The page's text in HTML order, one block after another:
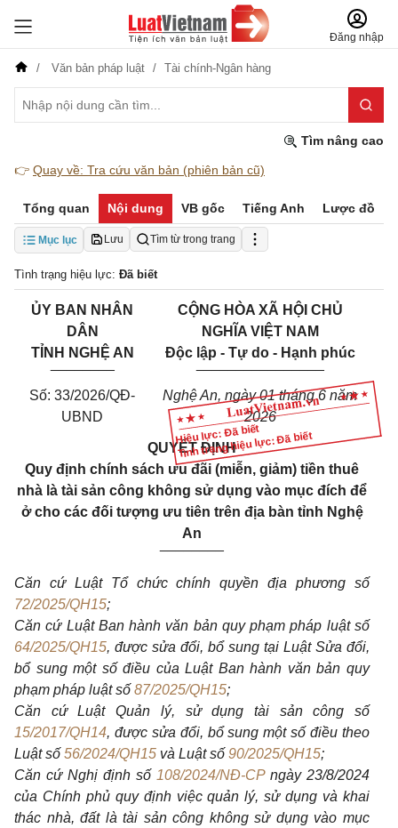
Đăng nhập
Văn bản pháp luật Tài chính-Ngân hàng
Tìm nâng cao
👉 Quay về: Tra cứu văn bản (phiên bản cũ)
Tổng quan Nội dung VB gốc Tiếng Anh Lược đồ
Mục lục Lưu Tìm từ trong trang
Tình trạng hiệu lực: Đã biết
Hiệu lực: Đã biết
Tình trạng hiệu lực: Đã biết
ỦY BAN NHÂN
DÂN
TỈNH NGHỆ AN
________
Số: 33/2026/QĐ-
UBND
CỘNG HÒA XÃ HỘI CHỦ
NGHĨA VIỆT NAM
Độc lập - Tự do - Hạnh phúc
________________
Nghệ An, ngày 01 tháng 6 năm
2026
QUYẾT ĐỊNH
Quy định chính sách ưu đãi (miễn, giảm) tiền thuê
nhà là tài sản công không sử dụng vào mục đích để
ở cho các đối tượng ưu tiên trên địa bàn tỉnh Nghệ
An
Căn cứ Luật Tổ chức chính quyền địa phương số
72/2025/QH15;
Căn cứ Luật Ban hành văn bản quy phạm pháp luật số
64/2025/QH15, được sửa đổi, bổ sung tại Luật Sửa đổi,
bổ sung một số điều của Luật Ban hành văn bản quy
phạm pháp luật số 87/2025/QH15;
Căn cứ Luật Quản lý, sử dụng tài sản công số
15/2017/QH14, được sửa đổi, bổ sung một số điều theo
Luật số 56/2024/QH15 và Luật số 90/2025/QH15;
Căn cứ Nghị định số 108/2024/NĐ-CPngày 23/8/2024
của Chính phủ quy định việc quản lý, sử dụng và khai
thác nhà, đất là tài sản công không sử dụng vào mục